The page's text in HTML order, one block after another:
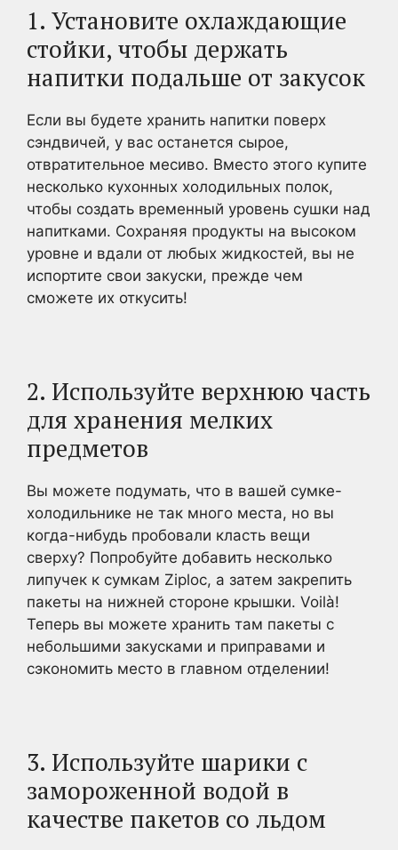
1. Установите охлаждающие
стойки, чтобы держать
напитки подальше от закусок
Если вы будете хранить напитки поверх
сэндвичей, у вас останется сырое,
отвратительное месиво. Вместо этого купите
несколько кухонных холодильных полок,
чтобы создать временный уровень сушки над
напитками. Сохраняя продукты на высоком
уровне и вдали от любых жидкостей, вы не
испортите свои закуски, прежде чем
сможете их откусить!
2. Используйте верхнюю часть
для хранения мелких
предметов
Вы можете подумать, что в вашей сумке-
холодильнике не так много места, но вы
когда-нибудь пробовали класть вещи
сверху? Попробуйте добавить несколько
липучек к сумкам Ziploc, а затем закрепить
пакеты на нижней стороне крышки. Voilà!
Теперь вы можете хранить там пакеты с
небольшими закусками и приправами и
сэкономить место в главном отделении!
3. Используйте шарики с
замороженной водой в
качестве пакетов со льдом